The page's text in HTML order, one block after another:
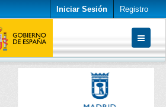
Iniciar Sesión Registro